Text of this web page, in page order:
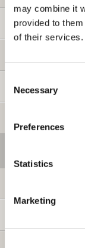
may combine it
provided to
of their services.
Selection
Necessary
Preferences
Statistics
Marketing
ご利用ガイド
お問い合わせ